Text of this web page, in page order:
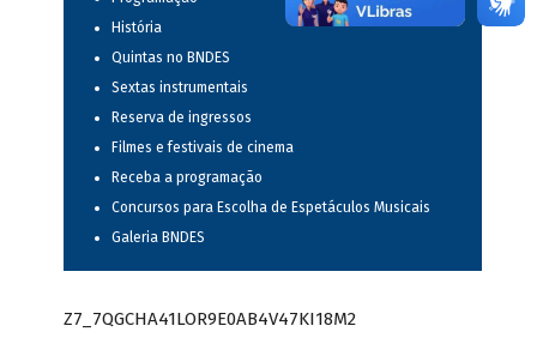
História
Quintas no BNDES
Sextas instrumentais
Reserva de ingressos
Filmes e festivais de cinema
Receba a programação
Concursos para Escolha de Espetáculos Musicais
Galeria BNDES
Z7_7QGCHA41LOR9E0AB4V47KI18M2